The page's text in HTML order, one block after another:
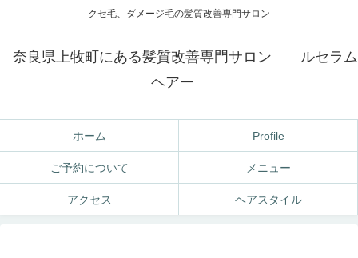
クセ毛、ダメージ毛の髪質改善専門サロン
奈良県上牧町にある髪質改善専門サロン ルセラム
ヘアー
ホーム Profile
ご予約について メニュー
アクセス ヘアスタイル